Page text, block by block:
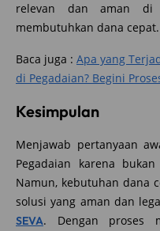
relevan dan aman
membutuhkan dana cepat.
Baca juga : Apa yang
di Pegadaian? Begini
Kesimpulan
Menjawab pertanyaan
Pegadaian karena
Namun, kebutuhan dana
solusi yang aman dan
SEVA. Dengan proses